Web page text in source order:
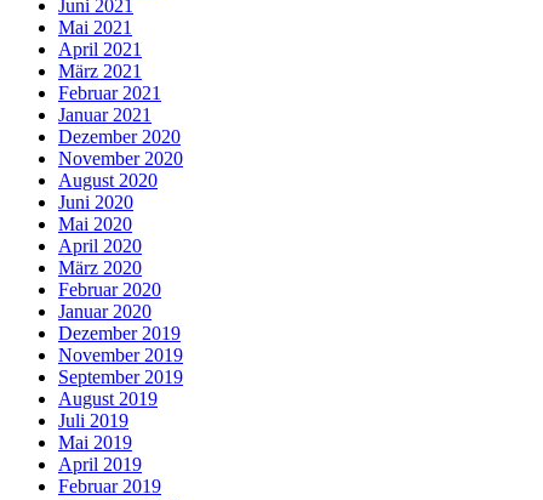
Juni 2021
Mai 2021
April 2021
März 2021
Februar 2021
Januar 2021
Dezember 2020
November 2020
August 2020
Juni 2020
Mai 2020
April 2020
März 2020
Februar 2020
Januar 2020
Dezember 2019
November 2019
September 2019
August 2019
Juli 2019
Mai 2019
April 2019
Februar 2019